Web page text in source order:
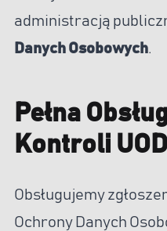
administracją
Danych Osobowych.
Pełna
Kontroli
Obsługujemy
Ochrony Danych